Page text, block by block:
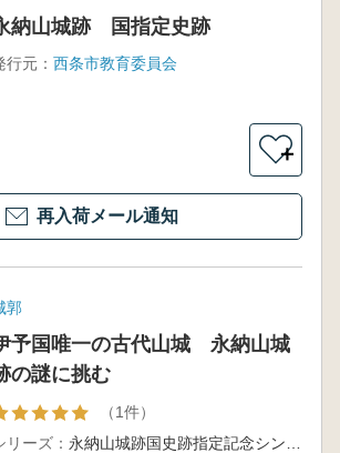
納山城跡 国指定史跡
行元： 西条市教育委員会
＋
再入荷メール通知
郭
予国唯一の古代山城 永納山城
の謎に挑む
（1件）
リーズ：